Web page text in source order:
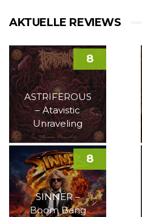
AKTUELLE REVIEWS
ASTRIFEROUS
– Atavistic
Unraveling
8
SINNER –
Boom Bang
8